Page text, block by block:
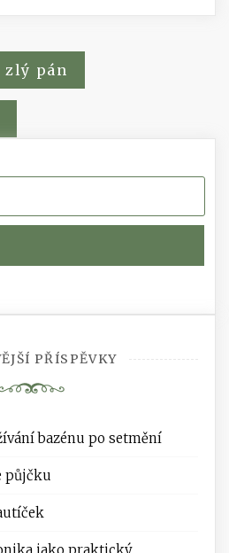
zlý pán
PŘÍSPĚVKY
bazénu po setmění
půjčku